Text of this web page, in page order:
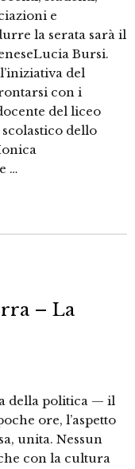
e
la serata sarà il
Bursi.
del
con i
del liceo
dello
…
– La
della politica — il
ore, l’aspetto
unita. Nessun
con la cultura